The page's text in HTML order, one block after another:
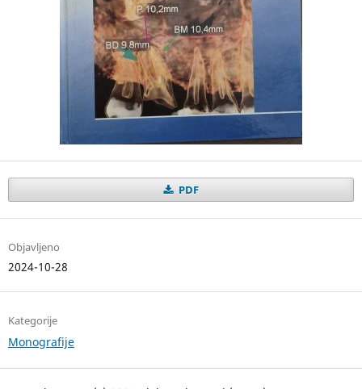
PDF
Objavljeno
2024-10-28
Kategorije
Monografije